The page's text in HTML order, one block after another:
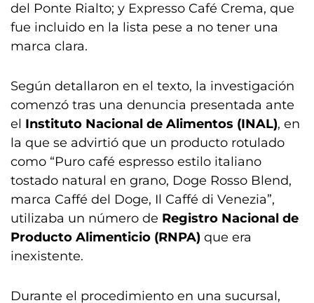
del Ponte Rialto; y Expresso Café Crema, que
fue incluido en la lista pese a no tener una
marca clara.
Según detallaron en el texto, la investigación
comenzó tras una denuncia presentada ante
el Instituto Nacional de Alimentos (INAL), en
la que se advirtió que un producto rotulado
como “Puro café espresso estilo italiano
tostado natural en grano, Doge Rosso Blend,
marca Caffé del Doge, Il Caffé di Venezia”,
utilizaba un número de Registro Nacional de
Producto Alimenticio (RNPA) que era
inexistente.
Durante el procedimiento en una sucursal,